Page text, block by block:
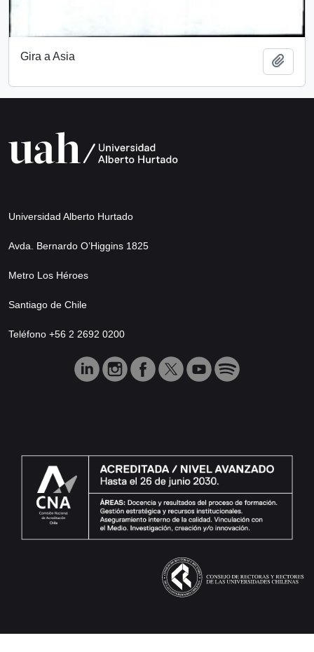
Gira a Asia
Universidad Alberto Hurtado
Avda. Bernardo O’Higgins 1825
Metro Los Héroes
Santiago de Chile
Teléfono +56 2 2692 0200